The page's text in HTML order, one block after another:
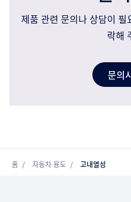
제품 관련 문의나 상담이
락해
문의
홈 자동차 용도 고내열성